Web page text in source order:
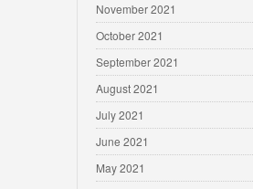
November 2021
October 2021
September 2021
August 2021
July 2021
June 2021
May 2021